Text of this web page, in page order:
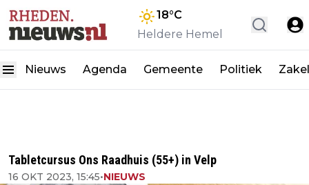
18°C
Heldere Hemel
Nieuws Agenda Gemeente Politiek
Tabletcursus Ons Raadhuis (55+) in Velp
16 OKT 2023, 15:45•NIEUWS